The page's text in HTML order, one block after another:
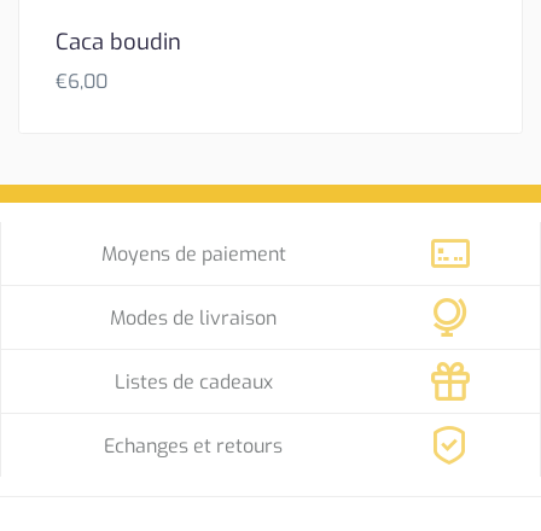
Caca boudin
€6,00
Moyens de paiement
Modes de livraison
Listes de cadeaux
Echanges et retours